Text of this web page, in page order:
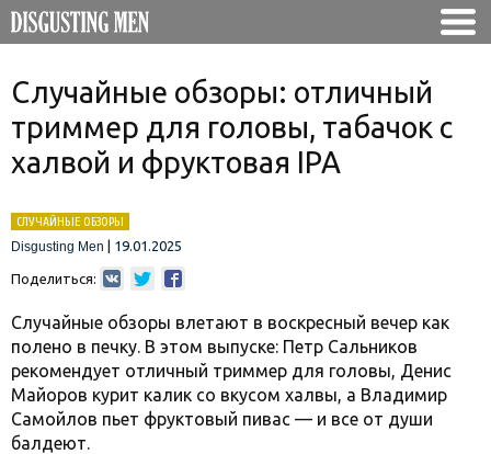
Случайные обзоры: отличный
триммер для головы, табачок с
халвой и фруктовая IPA
СЛУЧАЙНЫЕ ОБЗОРЫ
Disgusting Men
19.01.2025
Поделиться:
Случайные обзоры влетают в воскресный вечер как
полено в печку. В этом выпуске: Петр Сальников
рекомендует отличный триммер для головы, Денис
Майоров курит калик со вкусом халвы, а Владимир
Самойлов пьет фруктовый пивас — и все от души
балдеют.